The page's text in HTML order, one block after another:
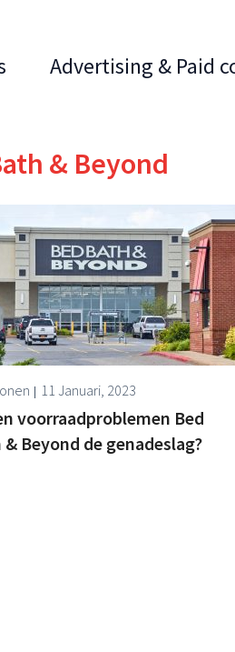
Advertising & Paid
& Beyond
11 Januari, 2023
voorraadproblemen Bed
& Beyond de genadeslag?